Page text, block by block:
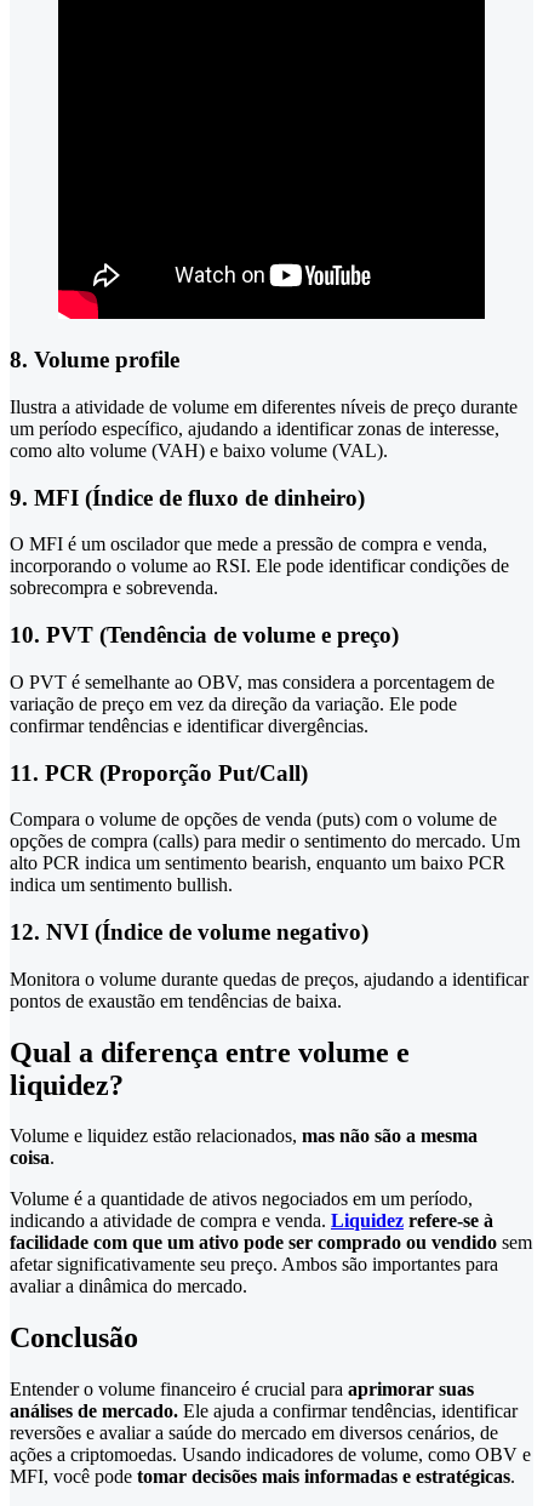
8. Volume profile
Ilustra a atividade de volume em diferentes níveis de preço durante
um período específico, ajudando a identificar zonas de interesse,
como alto volume (VAH) e baixo volume (VAL).
9. MFI (Índice de fluxo de dinheiro)
O MFI é um oscilador que mede a pressão de compra e venda,
incorporando o volume ao RSI. Ele pode identificar condições de
sobrecompra e sobrevenda.
10. PVT (Tendência de volume e preço)
O PVT é semelhante ao OBV, mas considera a porcentagem de
variação de preço em vez da direção da variação. Ele pode
confirmar tendências e identificar divergências.
11. PCR (Proporção Put/Call)
Compara o volume de opções de venda (puts) com o volume de
opções de compra (calls) para medir o sentimento do mercado. Um
alto PCR indica um sentimento bearish, enquanto um baixo PCR
indica um sentimento bullish.
12. NVI (Índice de volume negativo)
Monitora o volume durante quedas de preços, ajudando a identificar
pontos de exaustão em tendências de baixa.
Qual a diferença entre volume e
liquidez?
Volume e liquidez estão relacionados, mas não são a mesma
coisa.
Volume é a quantidade de ativos negociados em um período,
indicando a atividade de compra e venda. Liquidez refere-se à
facilidade com que um ativo pode ser comprado ou vendido sem
afetar significativamente seu preço. Ambos são importantes para
avaliar a dinâmica do mercado.
Conclusão
Entender o volume financeiro é crucial para aprimorar suas
análises de mercado. Ele ajuda a confirmar tendências, identificar
reversões e avaliar a saúde do mercado em diversos cenários, de
ações a criptomoedas. Usando indicadores de volume, como OBV e
MFI, você pode tomar decisões mais informadas e estratégicas.